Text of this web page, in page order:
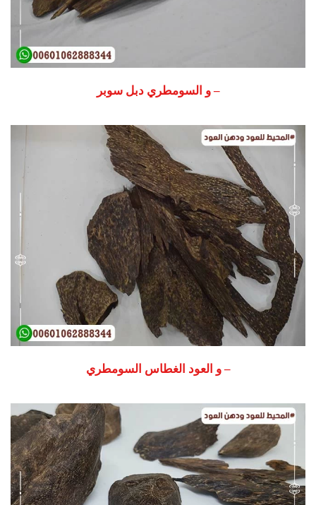
– و السومطري دبل سوبر
– و العود الغطاس السومطري